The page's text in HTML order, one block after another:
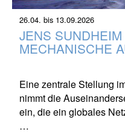
26.04. bis 13.09.2026
JENS
MECHANISCHE
Eine zentrale Stellung
nimmt die
ein, die ein globales
…